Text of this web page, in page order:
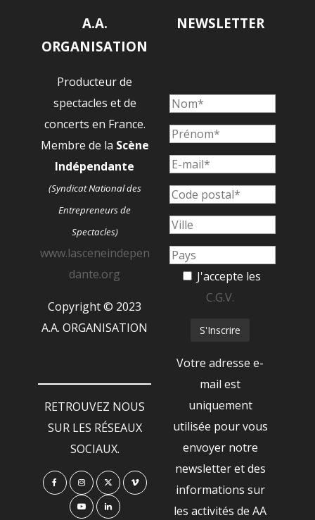
A.A.
ORGANISATION
Producteur de
spectacles et de
concerts en France.
Membre de la Scène
Indépendante
(Syndicat National des
Entrepreneurs de
Spectacles)
www.lasceneindepen
dante.org
Copyright © 2023
A.A. ORGANISATION
RETROUVEZ NOUS
SUR LES RÉSEAUX
SOCIAUX.
NEWSLETTER
J'accepte les
C.G.V.
Votre adresse e-
mail est
uniquement
utilisée pour vous
envoyer notre
newsletter et des
informations sur
les activités de AA